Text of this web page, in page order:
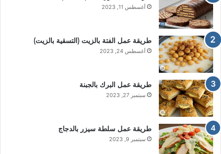
أغسطس 11, 2023
طريقة عمل الفتة بالزيت (التسقية بالزيت)
أغسطس 24, 2023
طريقة عمل البرك بالجبنة
سبتمبر 27, 2023
طريقة عمل سلطة سيزر بالدجاج
سبتمبر 9, 2023